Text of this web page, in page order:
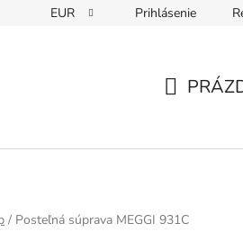
EUR Prihlásenie
KOŠÍK
/ Posteľná súprava MEGGI 931C